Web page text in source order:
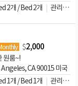
2개 / Bed 2개 관리비문의
$2,000
원룸~!
CA 90015 미국
1개 / Bed 1개 관리비문의